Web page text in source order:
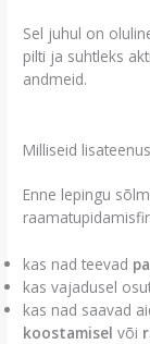
Sel juhul on
pilti ja suhtleks
andmeid.
Milliseid
Enne lepingu
kas nad teevad
kas vajadusel
kas nad saavad
koostamisel või